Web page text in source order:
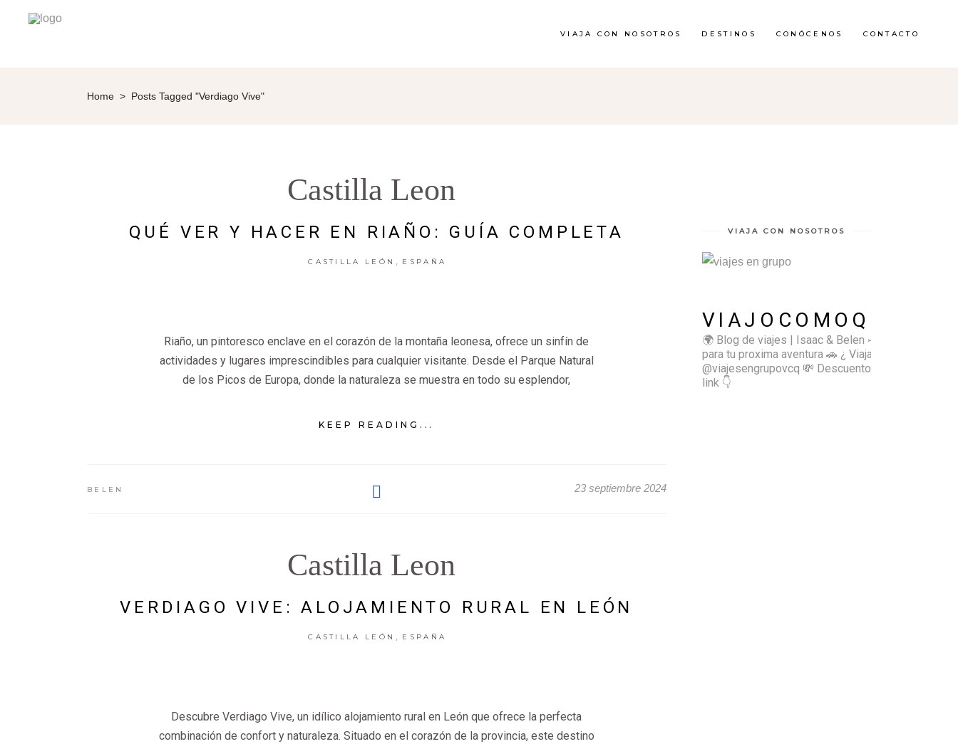
VIAJA CON NOSOTROS DESTINOS CONÓCENOS CONTACTO
Home > Posts Tagged "Verdiago Vive"
Castilla Leon
QUÉ VER Y HACER EN RIAÑO: GUÍA COMPLETA
CASTILLA LEÓN ESPAÑA
Riaño, un pintoresco enclave en el corazón de la montaña leonesa, ofrece un sinfín de
actividades y lugares imprescindibles para cualquier visitante. Desde el Parque Natural
de los Picos de Europa, donde la naturaleza se muestra en todo su esplendor,
KEEP READING...
BELEN 23 septiembre 2024
Castilla Leon
VERDIAGO VIVE: ALOJAMIENTO RURAL EN LEÓN
CASTILLA LEÓN ESPAÑA
Descubre Verdiago Vive, un idílico alojamiento rural en León que ofrece la perfecta
combinación de confort y naturaleza. Situado en el corazón de la provincia, este destino
VIAJA CON NOSOTROS
VIAJOCOMOQUIERO
🌍 Blog de viajes | Isaac & Belen ✈️ Inspírate
para tu proxima aventura 🚗 ¿ Viajas sol@? 👉🏻
@viajesengrupovcq 💸 Descuentos y tips en el
link 👇